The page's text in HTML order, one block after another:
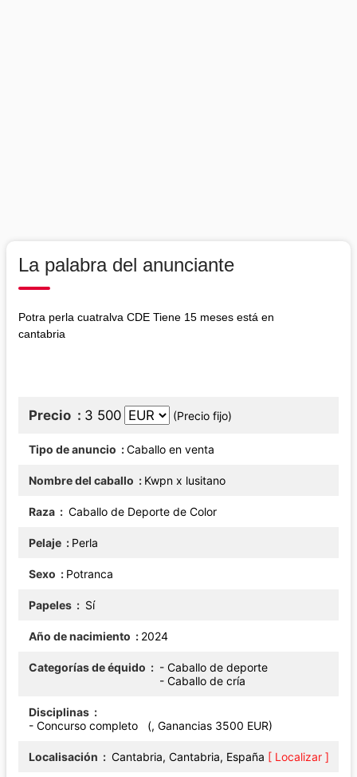
La palabra del anunciante
Potra perla cuatralva CDE Tiene 15 meses está en
cantabria
Precio 3 500 (Precio fijo)
Tipo de anuncio Caballo en venta
Nombre del caballo Kwpn x lusitano
Raza Caballo de Deporte de Color
Pelaje Perla
Sexo Potranca
Papeles Sí
Año de nacimiento 2024
Categorías de équido
- Caballo de deporte
- Caballo de cría
Disciplinas
- Concurso completo (, Ganancias 3500 EUR)
Localisación Cantabria, Cantabria, España [ Localizar ]